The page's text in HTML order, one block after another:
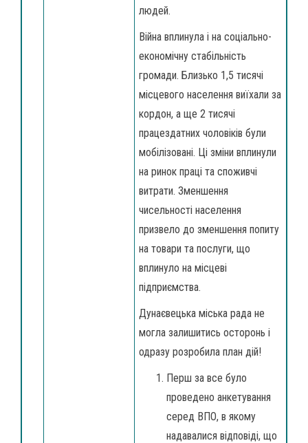
людей.
Війна вплинула і на соціально-
економічну стабільність
громади. Близько 1,5 тисячі
місцевого населення виїхали за
кордон, а ще 2 тисячі
працездатних чоловіків були
мобілізовані. Ці зміни вплинули
на ринок праці та споживчі
витрати. Зменшення
чисельності населення
призвело до зменшення попиту
на товари та послуги, що
вплинуло на місцеві
підприємства.
Дунаєвецька міська рада не
могла залишитись осторонь і
одразу розробила план дій!
Перш за все було
проведено анкетування
серед ВПО, в якому
надавалися відповіді, що